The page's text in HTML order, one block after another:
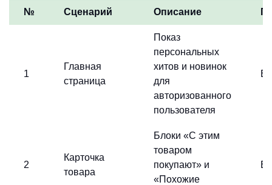
№ Сценарий Описание
1
Главная
страница
Показ
персональных
хитов и новинок
для
авторизованного
пользователя
2
Карточка
товара
Блоки «С этим
товаром
покупают» и
«Похожие